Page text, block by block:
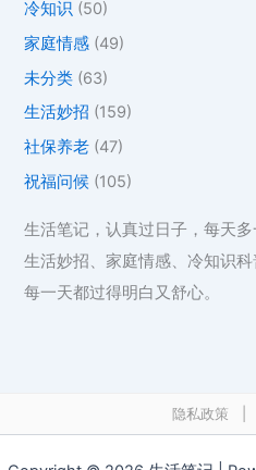
冷知识 (50)
家庭情感 (49)
未分类 (63)
生活妙招 (159)
社保养老 (47)
祝福问候 (105)
生活笔记，认真过日子，每天多
生活妙招、家庭情感、冷知识
每一天都过得明白又舒心。
隐私政策